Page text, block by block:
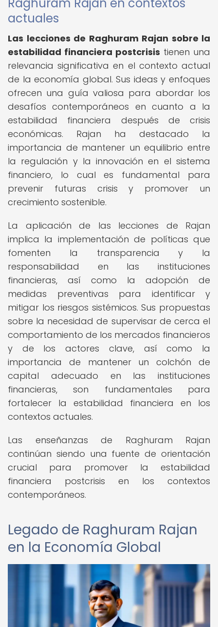
actuales
Las lecciones de Raghuram Rajan sobre la
estabilidad financiera postcrisis tienen una
relevancia significativa en el contexto actual
de la economía global. Sus ideas y enfoques
ofrecen una guía valiosa para abordar los
desafíos contemporáneos en cuanto a la
estabilidad financiera después de crisis
económicas. Rajan ha destacado la
importancia de mantener un equilibrio entre
la regulación y la innovación en el sistema
financiero, lo cual es fundamental para
prevenir futuras crisis y promover un
crecimiento sostenible.
La aplicación de las lecciones de Rajan
implica la implementación de políticas que
fomenten la transparencia y la
responsabilidad en las instituciones
financieras, así como la adopción de
medidas preventivas para identificar y
mitigar los riesgos sistémicos. Sus propuestas
sobre la necesidad de supervisar de cerca el
comportamiento de los mercados financieros
y de los actores clave, así como la
importancia de mantener un colchón de
capital adecuado en las instituciones
financieras, son fundamentales para
fortalecer la estabilidad financiera en los
contextos actuales.
Las enseñanzas de Raghuram Rajan
continúan siendo una fuente de orientación
crucial para promover la estabilidad
financiera postcrisis en los contextos
contemporáneos.
Legado de Raghuram Rajan
en la Economía Global